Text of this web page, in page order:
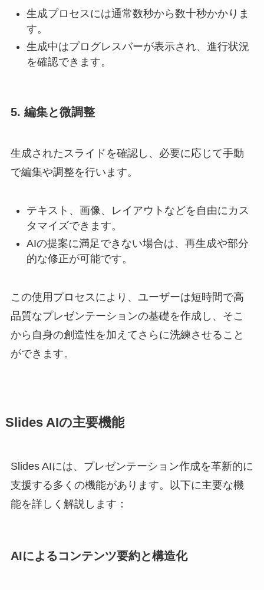
生成プロセスには通常数秒から数十秒かかりま
す。
生成中はプログレスバーが表示され、進行状況
を確認できます。
5. 編集と微調整
生成されたスライドを確認し、必要に応じて手動
で編集や調整を行います。
テキスト、画像、レイアウトなどを自由にカス
タマイズできます。
AIの提案に満足できない場合は、再生成や部分
的な修正が可能です。
この使用プロセスにより、ユーザーは短時間で高
品質なプレゼンテーションの基礎を作成し、そこ
から自身の創造性を加えてさらに洗練させること
ができます。
Slides AIの主要機能
Slides AIには、プレゼンテーション作成を革新的に
支援する多くの機能があります。以下に主要な機
能を詳しく解説します：
AIによるコンテンツ要約と構造化